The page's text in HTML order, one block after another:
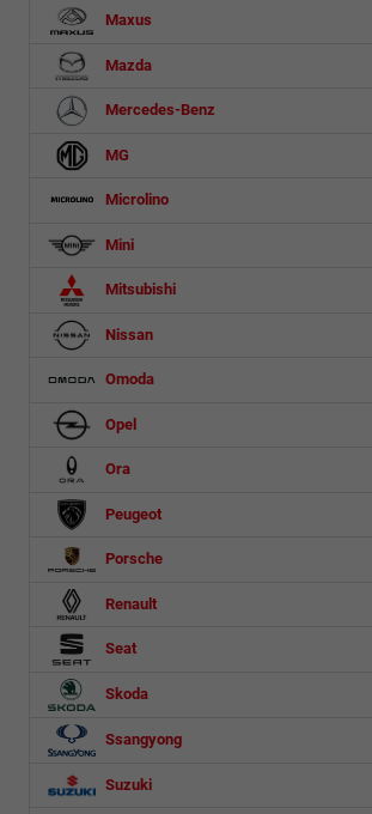
Maxus
Mazda
Mercedes-Benz
MG
Microlino
Mini
Mitsubishi
Nissan
Omoda
Opel
Ora
Peugeot
Porsche
Renault
Seat
Skoda
Ssangyong
Suzuki